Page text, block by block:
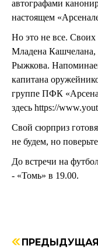
автографами
настоящем
Но это не все. Своих
Младена Кашчелана,
Рыжкова.
капитана
группе ПФК
здесь https://
Свой сюрприз
не будем, но
До встречи на
- «Томь» в 19.00.
ПРЕДЫДУЩАЯ